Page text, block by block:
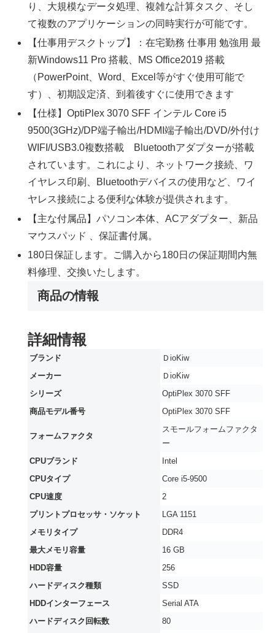
り、大規模なデータ処理、複雑な計算タスク、そし
て複数のアプリケーションの同時実行が可能です。
【仕事用デスクトップ】：在宅勤務 仕事用 勉強用 最
新Windows11 Pro 搭載、MS Office2019 搭載
（PowerPoint、Word、Excel等がすぐ使用可能で
す）、初期設定済、到着後すぐに使用できます
【仕様】OptiPlex 3070 SFF インテル Core i5
9500(3GHz)/DP端子輸出/HDMI端子輸出/DVD/外付け
WIFI/USB3.0複数搭載 Bluetoothアダプターが搭載
されています。これにより、ネットワーク接続、ワ
イヤレス印刷、Bluetoothデバイスの使用など、ワイ
ヤレス接続による便利な体験が提供されます。
【主な付属品】パソコン本体、ACアダプター、新品
マウスパッド 、保証書付属。
180日保証します。ご購入から180日の保証期間内無
料修理、交換いたします。
商品の情報
詳細情報
ブランド
‎ＤioKiw
メーカー
‎ＤioKiw
シリーズ
‎OptiPlex 3070 SFF
商品モデル番号
‎OptiPlex 3070 SFF
フォームファクタ
‎スモールフォームファクタ
ー
CPUブランド
‎Intel
CPUタイプ
‎Core i5-9500
CPU速度
‎2
プリントプロセッサ・ソケット
‎LGA 1151
メモリタイプ
‎DDR4
最大メモリ容量
‎16 GB
HDD容量
‎256
ハードディスク種類
‎SSD
HDDインターフェース
‎Serial ATA
ハードディスク回転数
‎80